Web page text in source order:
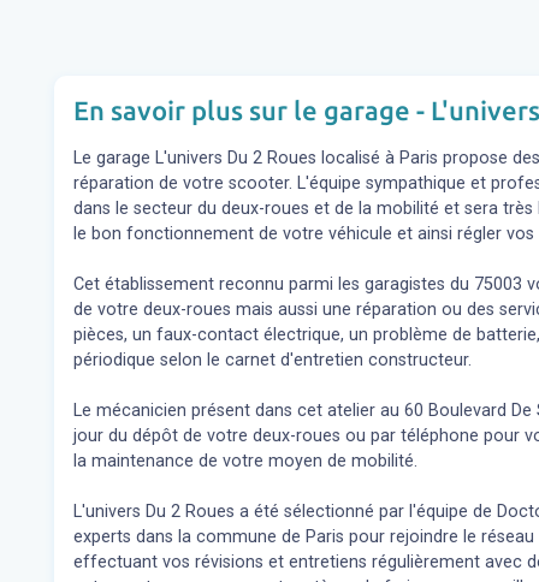
En savoir plus sur le garage -
Le garage L'univers Du 2 Roues localisé à Paris propose
réparation de votre scooter. L'équipe sympathique et
dans le secteur du deux-roues et de la mobilité et sera
le bon fonctionnement de votre véhicule et ainsi régler
Cet établissement reconnu parmi les garagistes du 75003
de votre deux-roues mais aussi une réparation ou des
pièces, un faux-contact électrique, un problème de
périodique selon le carnet d'entretien constructeur.
Le mécanicien présent dans cet atelier au 60 Boulevard
jour du dépôt de votre deux-roues ou par téléphone pour
la maintenance de votre moyen de mobilité.
L'univers Du 2 Roues a été sélectionné par l'équipe de
experts dans la commune de Paris pour rejoindre le
effectuant vos révisions et entretiens régulièrement avec